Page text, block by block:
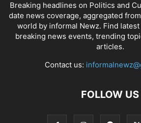
Breaking headlines on Politics and
date news coverage, aggregated
world by informal Newz. Find
breaking news events, trending
articles.
Contact us:
FOLLOW US